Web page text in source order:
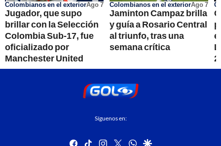
Colombianos en el exteriorAgo 7
Jugador, que supo
brillar con la Selección
Colombia Sub-17, fue
oficializado por
Manchester United
Colombianos en el exteriorAgo 7
Jaminton Campaz brilla
y guía a Rosario Central
al triunfo, tras una
semana crítica
Síguenos en:
facebook
tiktok instagram
twitterwhatsapp
google